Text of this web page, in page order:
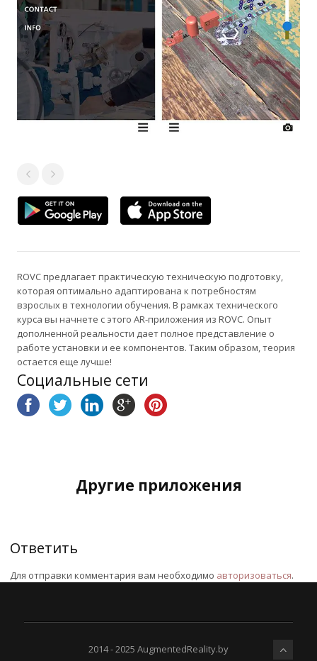
ROVC предлагает практическую техническую подготовку,
которая оптимально адаптирована к потребностям
взрослых в технологии обучения. В рамках технического
курса вы начнете с этого AR-приложения из ROVC. Опыт
дополненной реальности дает полное представление о
работе установки и ее компонентов. Таким образом, теория
остается еще лучше!
Социальные сети
Другие приложения
Ответить
Для отправки комментария вам необходимо авторизоваться.
2014 - 2025 AugmentedReality.by